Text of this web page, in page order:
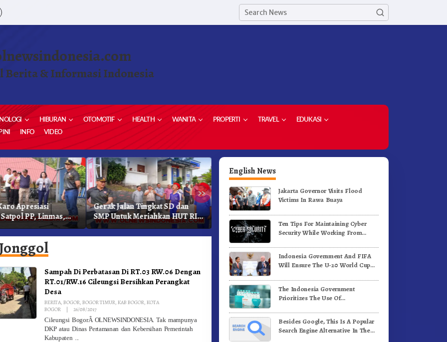
Berita & Informasi Indonesia
HIBURAN OTOMOTIF HEALTH WANITA PROPERTI TRAVEL
EDUKASI
INFO VIDEO
»
Apresiasi
PP, Linmas,
Kebakaran
Gerak Jalan Tingkat SD dan
SMP Untuk Meriahkan HUT RI
Ke-81 Dibuka Sekda Karo
Ketua Demokrat Kabupaten
Karo Pimpin Laskar Biru
Bergerak.!
Pemkab Karo Gelar Gerak
Jalan Kemerdekaan.!
Sampah Di Perbatasan Di RT.03 RW.06 Dengan
RT.01/RW.16 Cileungsi Bersihkan Perangkat
Desa
BERITA,BOGOR,BOGOR TIMUR,KAB BOGOR,KOTA
BOGOR
| 26/08/2017By
Cileungsi BogorÂ OLNEWSINDONESIA. Tak mampunya
DKP atau Dinas Pertamanan dan Kebersihan Pemerintah
Kabupaten
English News
Jakarta Governor Visits Flood
Victims In Rawa Buaya
Ten Tips For Maintaining Cyber
Security While Working From
Indonesia Government And FIFA
Will Ensure The U-20 World Cup
Standards
The Indonesia Government
Prioritizes The Use Of
Vaccines
Besides Google, This Is A Popular
Search Engine Alternative In The